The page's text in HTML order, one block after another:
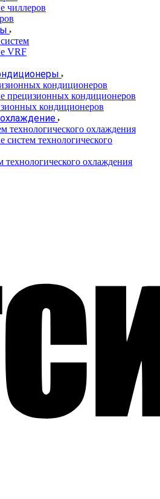
чиллеров
VRF
кондиционеров
прецизионных кондиционеров
кондиционеров
технологического охлаждения
систем технологического
технологического охлаждения